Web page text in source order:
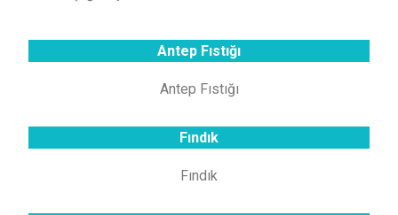
Antep Fıstığı
Antep Fıstığı
Fındık
Fındık